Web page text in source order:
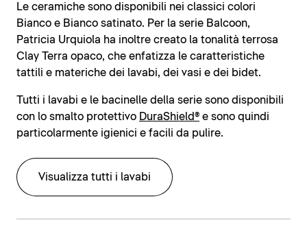
Le ceramiche sono disponibili nei classici colori
Bianco e Bianco satinato. Per la serie Balcoon,
Patricia Urquiola ha inoltre creato la tonalità terrosa
Clay Terra opaco, che enfatizza le caratteristiche
tattili e materiche dei lavabi, dei vasi e dei bidet.
Tutti i lavabi e le bacinelle della serie sono disponibili
con lo smalto protettivo DuraShield® e sono quindi
particolarmente igienici e facili da pulire.
Visualizza tutti i lavabi